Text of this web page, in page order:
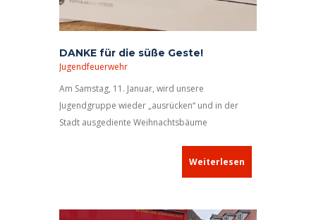
DANKE für die süße Geste!
Jugendfeuerwehr
Am Samstag, 11. Januar, wird unsere
Jugendgruppe wieder „ausrücken“ und in der
Stadt ausgediente Weihnachtsbäume
Haushalte werden von Tag zu Tag mehr. Dieser
„Christbaum“ versehenes Kuvert mit einem
Weiterlesen